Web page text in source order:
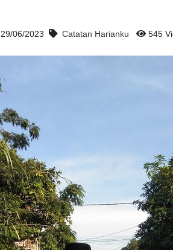
29/06/2023 Catatan Harianku 545